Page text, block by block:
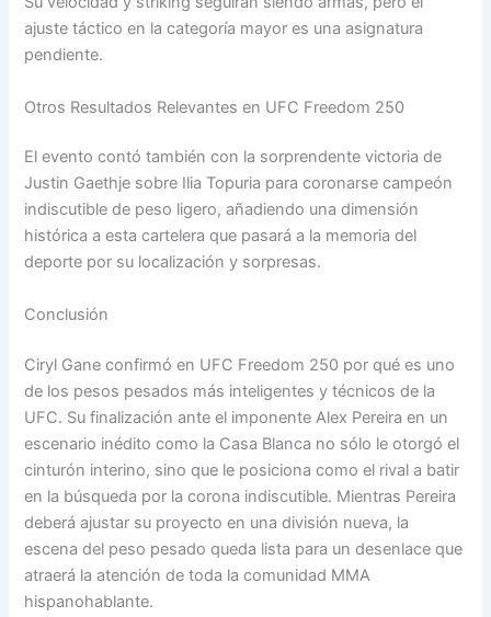
ajuste táctico en la categoría mayor es una asignatura
pendiente.
Otros Resultados Relevantes en UFC Freedom 250
El evento contó también con la sorprendente victoria de
Justin Gaethje sobre Ilia Topuria para coronarse campeón
indiscutible de peso ligero, añadiendo una dimensión
histórica a esta cartelera que pasará a la memoria del
deporte por su localización y sorpresas.
Conclusión
Ciryl Gane confirmó en UFC Freedom 250 por qué es uno
de los pesos pesados más inteligentes y técnicos de la
UFC. Su finalización ante el imponente Alex Pereira en un
escenario inédito como la Casa Blanca no sólo le otorgó el
cinturón interino, sino que le posiciona como el rival a batir
en la búsqueda por la corona indiscutible. Mientras Pereira
deberá ajustar su proyecto en una división nueva, la
escena del peso pesado queda lista para un desenlace que
atraerá la atención de toda la comunidad MMA
hispanohablante.